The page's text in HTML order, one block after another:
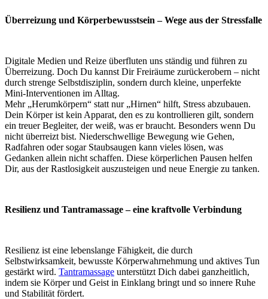
Überreizung und Körperbewusstsein – Wege aus der Stressfalle
Digitale Medien und Reize überfluten uns ständig und führen zu
Überreizung. Doch Du kannst Dir Freiräume zurückerobern – nicht
durch strenge Selbstdisziplin, sondern durch kleine, unperfekte
Mini-Interventionen im Alltag.
Mehr „Herumkörpern“ statt nur „Hirnen“ hilft, Stress abzubauen.
Dein Körper ist kein Apparat, den es zu kontrollieren gilt, sondern
ein treuer Begleiter, der weiß, was er braucht. Besonders wenn Du
nicht überreizt bist. Niederschwellige Bewegung wie Gehen,
Radfahren oder sogar Staubsaugen kann vieles lösen, was
Gedanken allein nicht schaffen. Diese körperlichen Pausen helfen
Dir, aus der Rastlosigkeit auszusteigen und neue Energie zu tanken.
Resilienz und Tantramassage – eine kraftvolle Verbindung
Resilienz ist eine lebenslange Fähigkeit, die durch
Selbstwirksamkeit, bewusste Körperwahrnehmung und aktives Tun
gestärkt wird. Tantramassage unterstützt Dich dabei ganzheitlich,
indem sie Körper und Geist in Einklang bringt und so innere Ruhe
und Stabilität fördert.